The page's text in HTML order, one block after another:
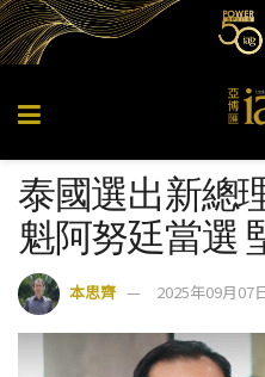
泰國選出新總
魁阿努廷當選
本思齊 2025年09月07